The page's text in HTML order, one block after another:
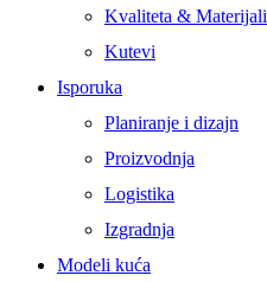
Kvaliteta & Materijali
Kutevi
Isporuka
Planiranje i dizajn
Proizvodnja
Logistika
Izgradnja
Modeli kuća